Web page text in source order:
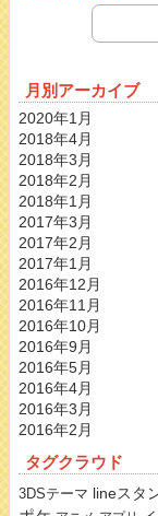
月別アーカイブ
2020年1月
2018年4月
2018年3月
2018年2月
2018年1月
2017年3月
2017年2月
2017年1月
2016年12月
2016年11月
2016年10月
2016年9月
2016年5月
2016年4月
2016年3月
2016年2月
タグクラウド
3DSテーマ lineスタ